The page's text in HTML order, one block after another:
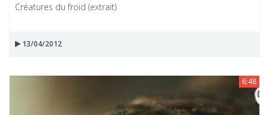
Créatures du froid (extrait)
13/04/2012
6:48